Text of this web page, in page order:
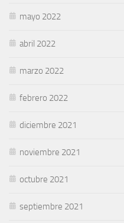
mayo 2022
abril 2022
marzo 2022
febrero 2022
diciembre 2021
noviembre 2021
octubre 2021
septiembre 2021